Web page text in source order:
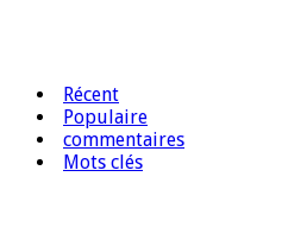
Récent
Populaire
commentaires
Mots clés